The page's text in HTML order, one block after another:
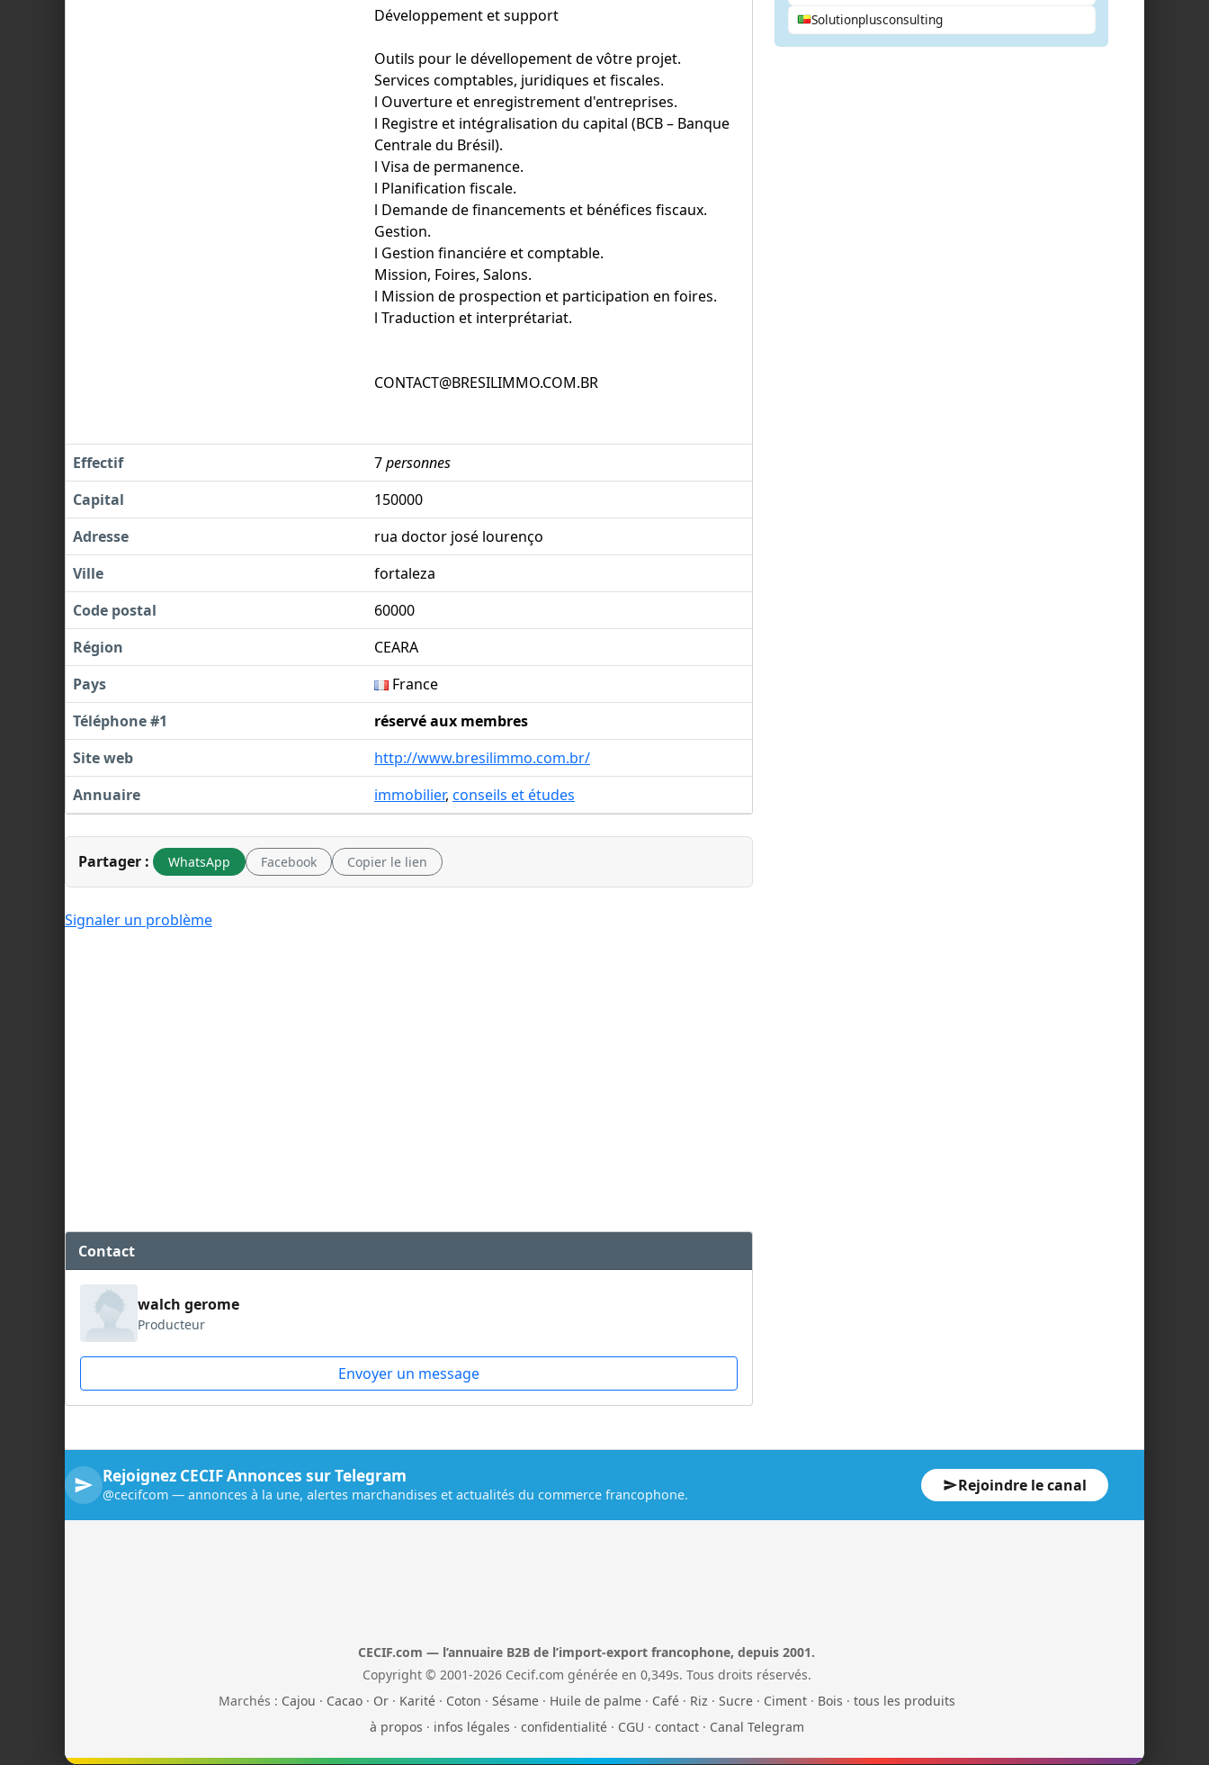
Développement et support
Outils pour le dévellopement de vôtre projet.
Services comptables, juridiques et fiscales.
l Ouverture et enregistrement d'entreprises.
l Registre et intégralisation du capital (BCB – Banque
Centrale du Brésil).
l Visa de permanence.
l Planification fiscale.
l Demande de financements et bénéfices fiscaux.
Gestion.
l Gestion financiére et comptable.
Mission, Foires, Salons.
l Mission de prospection et participation en foires.
l Traduction et interprétariat.
CONTACT@BRESILIMMO.COM.BR
Effectif 7personnes
Capital
150000
Adresse
rua doctor josé lourenço
Ville
fortaleza
Code postal
60000
Région
CEARA
Pays
France
Téléphone #1
réservé aux membres
Site web
http://www.bresilimmo.com.br/
Annuaire
immobilier, conseils et études
Partager : WhatsApp Facebook Copier le lien
Signaler un problème
Contact
walch gerome
Producteur
Envoyer un message
Solutionplusconsulting
Rejoignez CECIF Annonces sur Telegram
@cecifcom — annonces à la une, alertes marchandises et actualités du commerce francophone. Rejoindre le canal
CECIF.com — l’annuaire B2B de l’import-export francophone, depuis 2001.
Copyright © 2001-2026 Cecif.com générée en 0,349s. Tous droits réservés.
Marchés : Cajou · Cacao· Or· Karité· Coton · Sésame· Huile de palme· Café· Riz · Sucre· Ciment· Bois · tous les produits
à propos · infos légales · confidentialité· CGU · contact· Canal Telegram